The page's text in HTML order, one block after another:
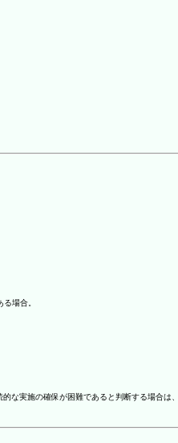
場合。
な実施の確保が困難であると判断する場合は